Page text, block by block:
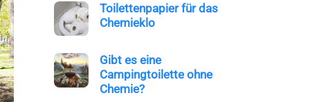
Toilettenpapier für das
Chemieklo
Gibt es eine
Campingtoilette ohne
Chemie?